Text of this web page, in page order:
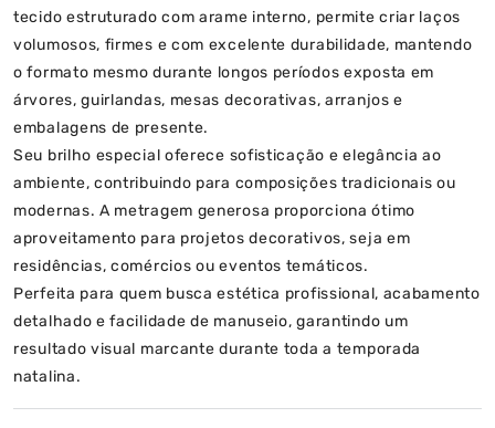
tecido estruturado com arame interno, permite criar laços
volumosos, firmes e com excelente durabilidade, mantendo
o formato mesmo durante longos períodos exposta em
árvores, guirlandas, mesas decorativas, arranjos e
embalagens de presente.
Seu brilho especial oferece sofisticação e elegância ao
ambiente, contribuindo para composições tradicionais ou
modernas. A metragem generosa proporciona ótimo
aproveitamento para projetos decorativos, seja em
residências, comércios ou eventos temáticos.
Perfeita para quem busca estética profissional, acabamento
detalhado e facilidade de manuseio, garantindo um
resultado visual marcante durante toda a temporada
natalina.